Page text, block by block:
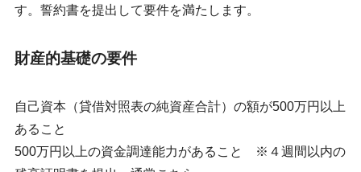
す。誓約書を提出して要件を満たします。
財産的基礎の要件
自己資本（貸借対照表の純資産合計）の額が500万円以上
あること
500万円以上の資金調達能力があること ※４週間以内の